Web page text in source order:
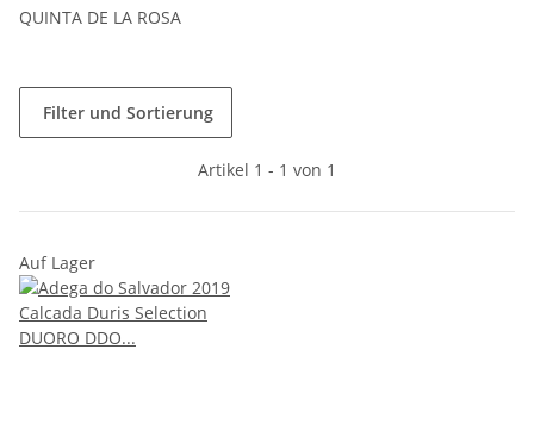
QUINTA DE LA ROSA
Filter und Sortierung
Artikel 1 - 1 von 1
Auf Lager